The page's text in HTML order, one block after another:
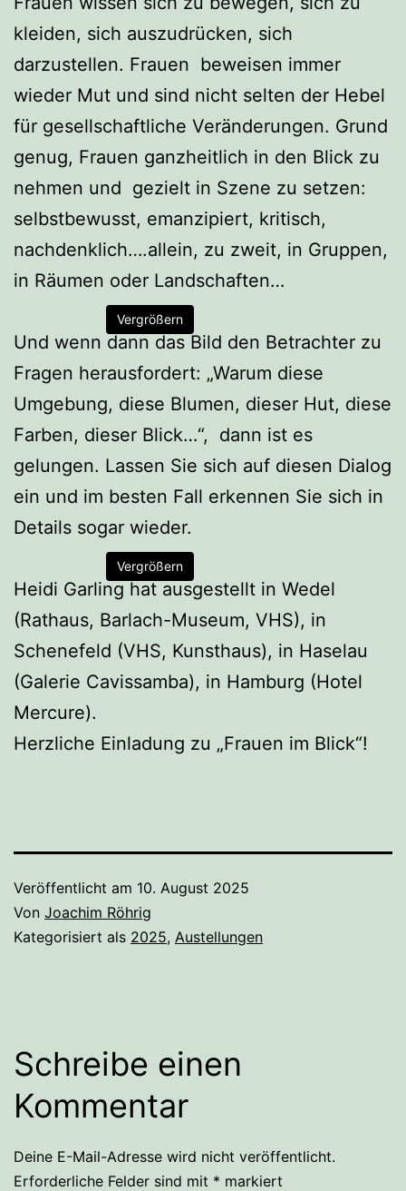
kleiden, sich auszudrücken, sich
darzustellen. Frauen beweisen immer
wieder Mut und sind nicht selten der Hebel
für gesellschaftliche Veränderungen. Grund
genug, Frauen ganzheitlich in den Blick zu
nehmen und gezielt in Szene zu setzen:
selbstbewusst, emanzipiert, kritisch,
nachdenklich….allein, zu zweit, in Gruppen,
in Räumen oder Landschaften…
Vergrößern
Und wenn dann das Bild den Betrachter zu
Fragen herausfordert: „Warum diese
Umgebung, diese Blumen, dieser Hut, diese
Farben, dieser Blick…“, dann ist es
gelungen. Lassen Sie sich auf diesen Dialog
ein und im besten Fall erkennen Sie sich in
Details sogar wieder.
Vergrößern
Heidi Garling hat ausgestellt in Wedel
(Rathaus, Barlach-Museum, VHS), in
Schenefeld (VHS, Kunsthaus), in Haselau
(Galerie Cavissamba), in Hamburg (Hotel
Mercure).
Herzliche Einladung zu „Frauen im Blick“!
Veröffentlicht am 10. August 2025
Von Joachim Röhrig
Kategorisiert als 2025, Austellungen
Schreibe einen
Kommentar
Deine E-Mail-Adresse wird nicht veröffentlicht.
Erforderliche Felder sind mit * markiert